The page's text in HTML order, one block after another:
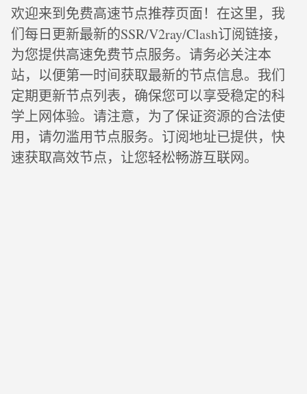
欢迎来到免费高速节点推荐页面！在这里，我
们每日更新最新的SSR/V2ray/Clash订阅链接，
为您提供高速免费节点服务。请务必关注本
站，以便第一时间获取最新的节点信息。我们
定期更新节点列表，确保您可以享受稳定的科
学上网体验。请注意，为了保证资源的合法使
用，请勿滥用节点服务。订阅地址已提供，快
速获取高效节点，让您轻松畅游互联网。